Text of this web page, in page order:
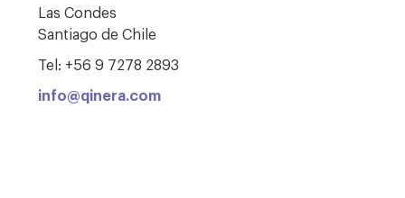
Las Condes
Santiago de Chile
Tel: +56 9 7278 2893
info@qinera.com